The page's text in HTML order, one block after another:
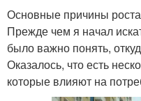
Основные причины
Прежде чем я начал
было важно понять,
Оказалось, что есть
которые влияют на